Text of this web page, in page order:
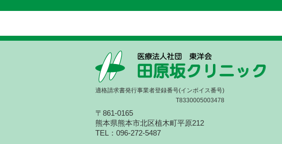
適格請求書発行事業者登録番号(インボイス番号)
T8330005003478
〒861-0165
熊本県熊本市北区植木町平原212
TEL：096-272-5487